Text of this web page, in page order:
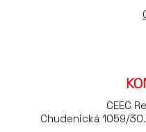
CEEC
Chudenická 1059/